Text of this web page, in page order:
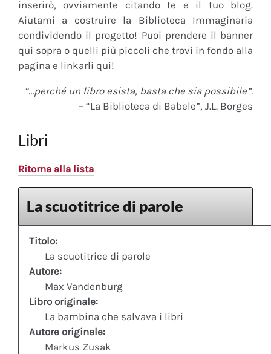
inserirò, ovviamente citando te e il tuo blog.
Aiutami a costruire la Biblioteca Immaginaria
condividendo il progetto! Puoi prendere il banner
qui sopra o quelli più piccoli che trovi in fondo alla
pagina e linkarli qui!
“…perché un libro esista, basta che sia possibile”.
– “La Biblioteca di Babele”, J.L. Borges
Libri
Ritorna alla lista
La scuotitrice di parole
Titolo:
La scuotitrice di parole
Autore:
Max Vandenburg
Libro originale:
La bambina che salvava i libri
Autore originale:
Markus Zusak